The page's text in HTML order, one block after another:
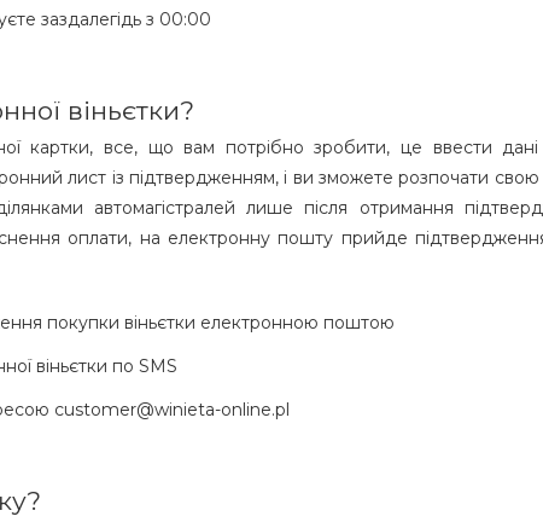
заздалегідь з 00:00
віньєтки?
картки, все, що вам потрібно зробити, це ввести
лист із підтвердженням, і ви зможете розпочати
автомагістралей лише після отримання
оплати, на електронну пошту прийде
покупки віньєтки електронною поштою
віньєтки по SMS
customer@winieta-online.pl